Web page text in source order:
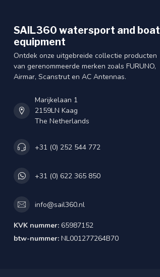
SAIL360 watersport and boat
equipment
Ontdek onze uitgebreide collectie producten
van gerenommeerde merken zoals FURUNO,
Airmar, Scanstrut en AC Antennas.
Marijkelaan 1
2159LN Kaag
The Netherlands
+31 (0) 252 544 772
+31 (0) 622 365 850
info@sail360.nl
KVK nummer: 65987152
btw-nummer: NL001277264B70